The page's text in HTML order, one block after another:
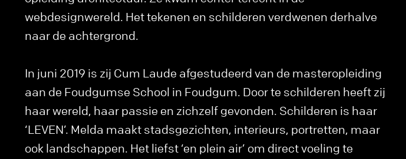
webdesignwereld. Het tekenen en schilderen verdwenen derhalve
naar de achtergrond.
In juni 2019 is zij Cum Laude afgestudeerd van de masteropleiding
aan de Foudgumse School in Foudgum. Door te schilderen heeft zij
haar wereld, haar passie en zichzelf gevonden. Schilderen is haar
‘LEVEN’. Melda maakt stadsgezichten, interieurs, portretten, maar
ook landschappen. Het liefst ‘en plein air’ om direct voeling te